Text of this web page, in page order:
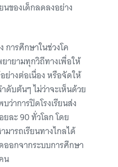
นของเด็กลดลงอย่าง
การศึกษาในช่วงโค
ายามทุกวิถีทางเพื่อให้
ย่างต่อเนื่อง หรือจัดให้
ดับต้นๆ ไม่ว่าจะเห็นด้วย
ว่าการปิดโรงเรียนส่ง
ละ 90 ทั่วโลก โดย
มารถเรียนทางไกลได้
อกจากระบบการศึกษา
น